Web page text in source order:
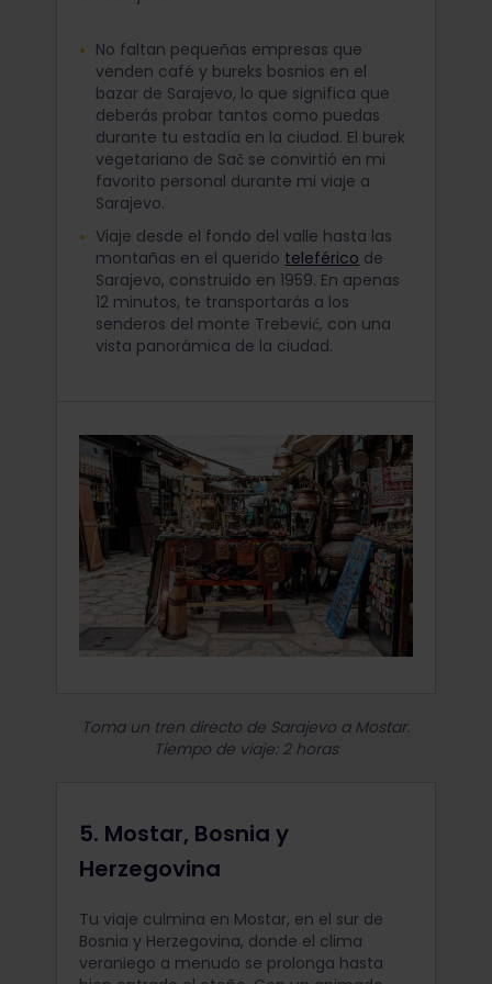
No faltan pequeñas empresas que
venden café y bureks bosnios en el
bazar de Sarajevo, lo que significa que
deberás probar tantos como puedas
durante tu estadía en la ciudad. El burek
vegetariano de Sač se convirtió en mi
favorito personal durante mi viaje a
Sarajevo.
Viaje desde el fondo del valle hasta las
montañas en el querido teleférico de
Sarajevo, construido en 1959. En apenas
12 minutos, te transportarás a los
senderos del monte Trebević, con una
vista panorámica de la ciudad.
Toma un tren directo de Sarajevo a Mostar.
Tiempo de viaje: 2 horas
5. Mostar, Bosnia y
Herzegovina
Tu viaje culmina en Mostar, en el sur de
Bosnia y Herzegovina, donde el clima
veraniego a menudo se prolonga hasta